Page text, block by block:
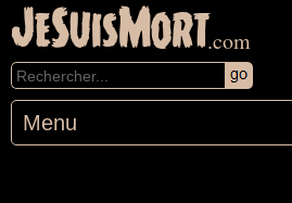
JeSuisMort.com
Menu